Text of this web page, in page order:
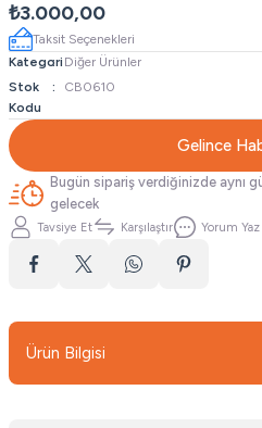
₺3.000,00
Taksit Seçenekleri
Kategori Diğer Ürünler
Stok
Kodu
CB0610
Gelince
Bugün sipariş verdiğinizde aynı
gelecek
Tavsiye Et Karşılaştır Yorum Yaz
Ürün Bilgisi